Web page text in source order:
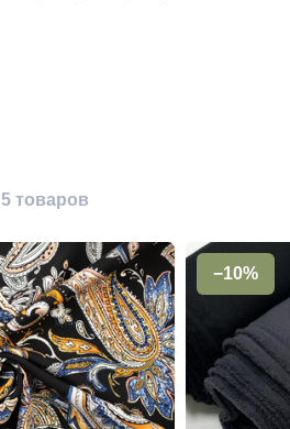
5 товаров
−10%